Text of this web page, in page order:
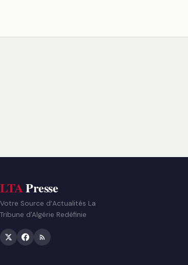
LTAPresse
Votre Source d’Actualités La
Tribune d'Algérie Redéfinie